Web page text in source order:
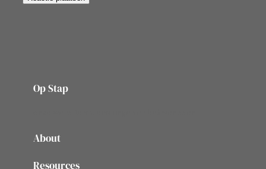
Op Stap
About
Resources